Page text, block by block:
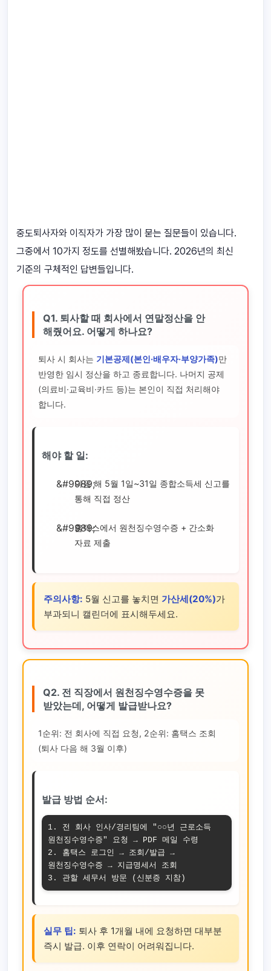
중도퇴사자와 이직자가 가장 많이 묻는 질문들이 있습니다.
그중에서 10가지 정도를 선별해봤습니다. 2026년의 최신
기준의 구체적인 답변들입니다.
Q1. 퇴사할 때 회사에서 연말정산을 안
해줬어요. 어떻게 하나요?
퇴사 시 회사는 기본공제(본인·배우자·부양가족)만
반영한 임시 정산을 하고 종료합니다. 나머지 공제
(의료비·교육비·카드 등)는 본인이 직접 처리해야
합니다.
해야 할 일:
다음 해 5월 1일~31일 종합소득세 신고를
통해 직접 정산
홈택스에서 원천징수영수증 + 간소화
자료 제출
주의사항: 5월 신고를 놓치면 가산세(20%)가
부과되니 캘린더에 표시해두세요.
Q2. 전 직장에서 원천징수영수증을 못
받았는데, 어떻게 발급받나요?
1순위: 전 회사에 직접 요청, 2순위: 홈택스 조회
(퇴사 다음 해 3월 이후)
발급 방법 순서:
1. 전 회사 인사/경리팀에 "○○년 근로소득
원천징수영수증" 요청 → PDF 메일 수령
2. 홈택스 로그인 → 조회/발급 →
원천징수영수증 → 지급명세서 조회
3. 관할 세무서 방문 (신분증 지참)
실무 팁: 퇴사 후 1개월 내에 요청하면 대부분
즉시 발급. 이후 연락이 어려워집니다.